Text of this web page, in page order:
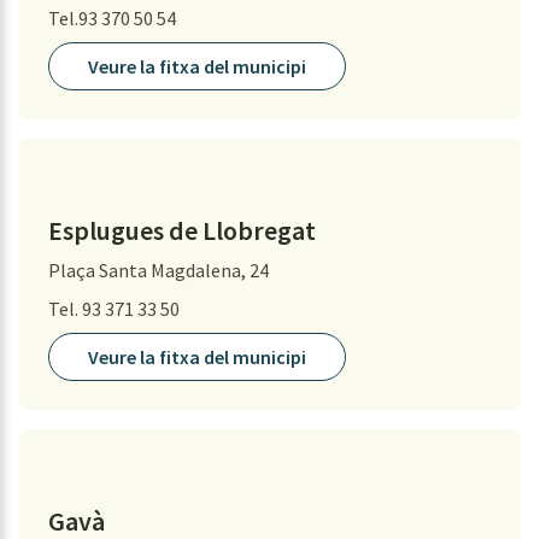
Tel.93 370 50 54
Veure la fitxa del municipi
Esplugues de Llobregat
Plaça Santa Magdalena, 24
Tel. 93 371 33 50
Veure la fitxa del municipi
Gavà